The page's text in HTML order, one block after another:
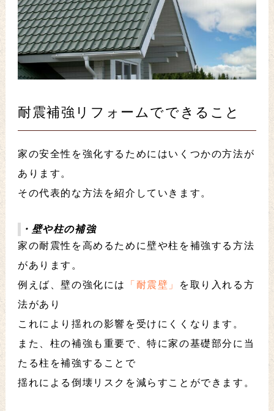
耐震補強リフォームでできること
家の安全性を強化するためにはいくつかの方法が
あります。
その代表的な方法を紹介していきます。
・壁や柱の補強
家の耐震性を高めるために壁や柱を補強する方法
があります。
例えば、壁の強化には
「耐震壁」
を取り入れる方
法があり
これにより揺れの影響を受けにくくなります。
また、柱の補強も重要で、特に家の基礎部分に当
たる柱を補強することで
揺れによる倒壊リスクを減らすことができます。